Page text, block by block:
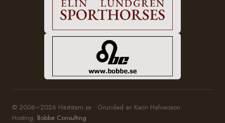
© 2006–2026 Häststam.se · Grundad av Karin Halvarsson
Hosting: Bobbe Consulting